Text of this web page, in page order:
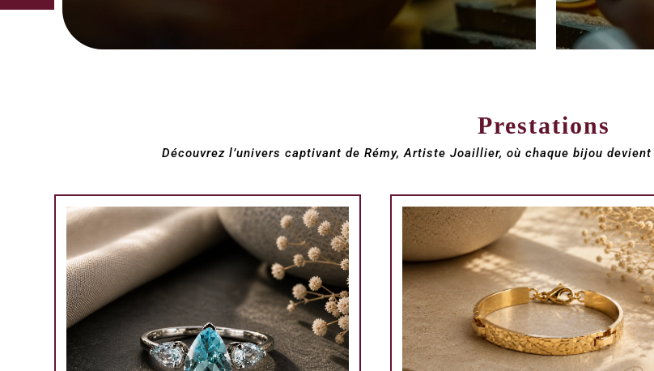
Prestations
Découvrez l’univers captivant de Rémy, Artiste Joaillier, où chaque bijou